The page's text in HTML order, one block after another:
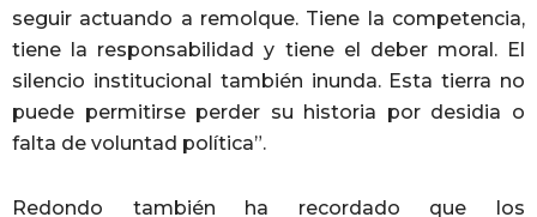
seguir actuando a remolque. Tiene la competencia,
tiene la responsabilidad y tiene el deber moral. El
silencio institucional también inunda. Esta tierra no
puede permitirse perder su historia por desidia o
falta de voluntad política”.
Redondo también ha recordado que los